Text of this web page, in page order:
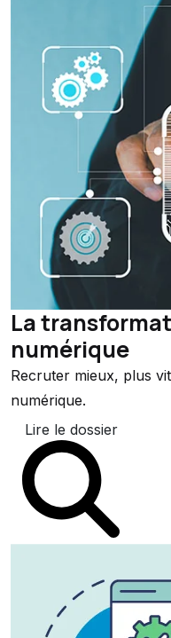
La
numérique
Recruter mieux, plus
numérique.
Lire le dossier